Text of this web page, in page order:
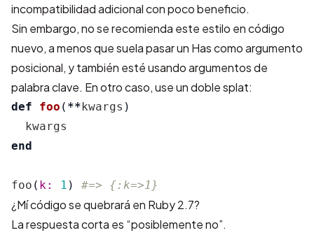
incompatibilidad adicional con poco beneficio.
Sin embargo, no se recomienda este estilo en código
nuevo, a menos que suela pasar un Has como argumento
posicional, y también esté usando argumentos de
palabra clave. En otro caso, use un doble splat:
def foo ( **kwargs )
kwargs
end
foo ( k: 1 ) #=> {:k=>1}
¿Mí código se quebrará en Ruby 2.7?
La respuesta corta es “posiblemente no”.